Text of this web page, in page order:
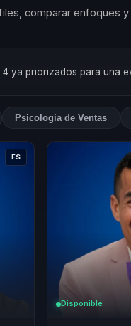
comparar enfoques
4 ya priorizados para una
Psicologia de Ventas
ES
Disponible